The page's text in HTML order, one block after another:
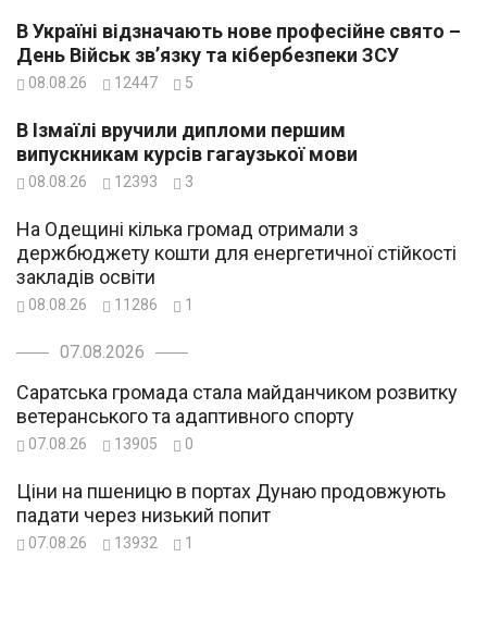
В Україні відзначають нове професійне свято –
День Військ зв’язку та кібербезпеки ЗСУ
08.08.26 12447 5
В Ізмаїлі вручили дипломи першим
випускникам курсів гагаузької мови
08.08.26 12393 3
На Одещині кілька громад отримали з
держбюджету кошти для енергетичної стійкості
закладів освіти
08.08.26 11286 1
07.08.2026
Саратська громада стала майданчиком розвитку
ветеранського та адаптивного спорту
07.08.26 13905 0
Ціни на пшеницю в портах Дунаю продовжують
падати через низький попит
07.08.26 13932 1